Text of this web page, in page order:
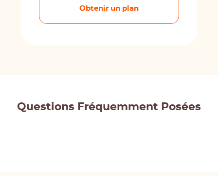
Obtenir un plan
Questions Fréquemment Posées